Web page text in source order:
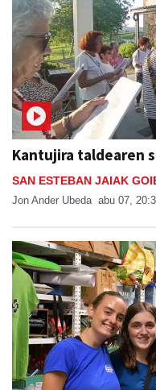
Kantujira taldearen
SAN ESTEBAN JAIAK
Jon Ander Ubeda abu 07,